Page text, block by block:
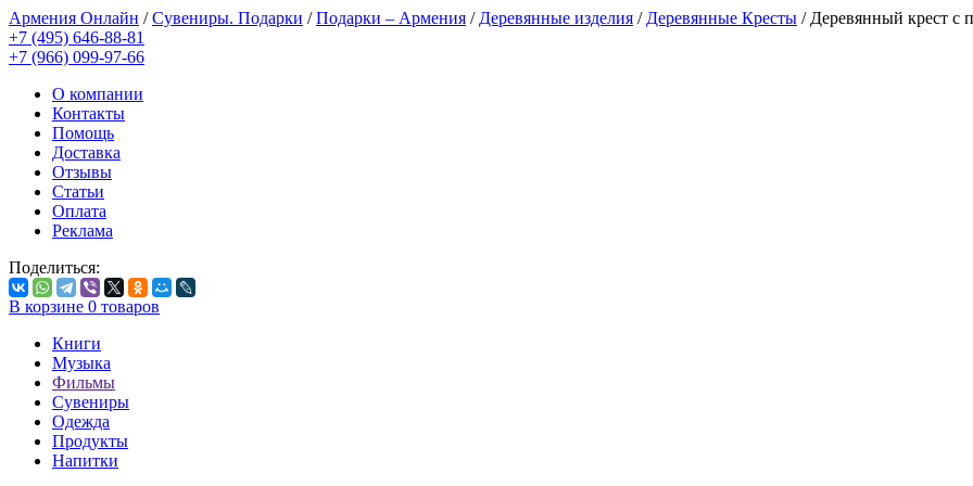
Армения Онлайн /Сувениры. Подарки /Подарки – Армения / Деревянные изделия / Деревянные Кресты / Деревянный крест с
+7 (495) 646-88-81
+7 (966) 099-97-66
О компании
Контакты
Помощь
Доставка
Отзывы
Статьи
Оплата
Реклама
Поделиться:
В корзине 0 товаров
Книги
Музыка
Фильмы
Сувениры
Одежда
Продукты
Напитки